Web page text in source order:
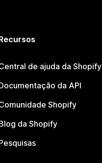
de ajuda da Shopify
da API
Shopify
da Shopify